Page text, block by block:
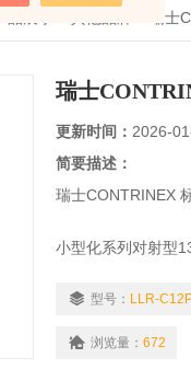
瑞士
瑞士
更新时间： 2026-
简要描述：
瑞士CONTRINEX
小型化系列对射型
旋转扭力/N-m 0.2/
旋转角度/。 330
型号： LLR-
浏览量： 672